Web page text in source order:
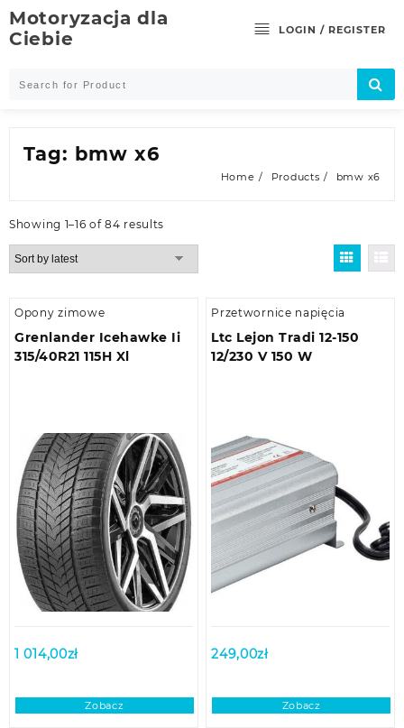
Skip
to
content
Motoryzacja dla
Ciebie
LOGIN / REGISTER
Tag: bmw x6
Home Products bmw x6
Showing 1–16 of 84 results
Opony zimowe
Grenlander Icehawke Ii
315/40R21 115H Xl
1 014,00zł
Zobacz
Przetwornice napięcia
Ltc Lejon Tradi 12-150
12/230 V 150 W
249,00zł
Zobacz